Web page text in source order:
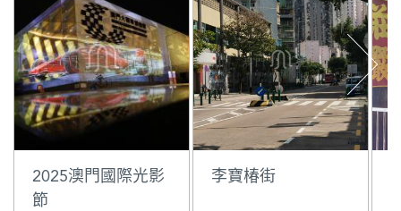
2025澳門國際光影
節
李寶椿街